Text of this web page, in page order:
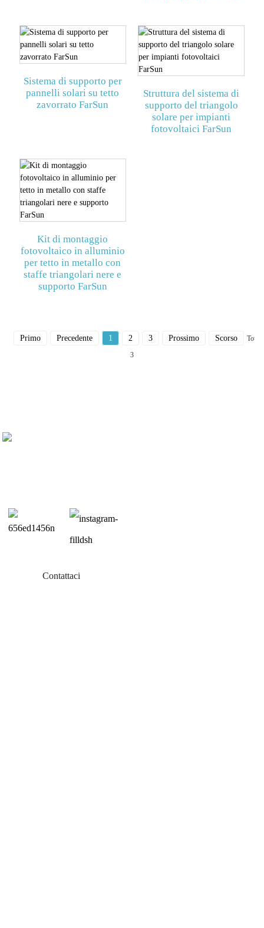
Sistema di supporto per
pannelli solari su tetto
zavorrato FarSun
Struttura del sistema di
supporto del triangolo
solare per impianti
fotovoltaici FarSun
Kit di montaggio
fotovoltaico in alluminio
per tetto in metallo con
staffe triangolari nere e
supporto FarSun
Primo Precedente 1 2 3 Prossimo Scorso
Totale
3
Contattaci